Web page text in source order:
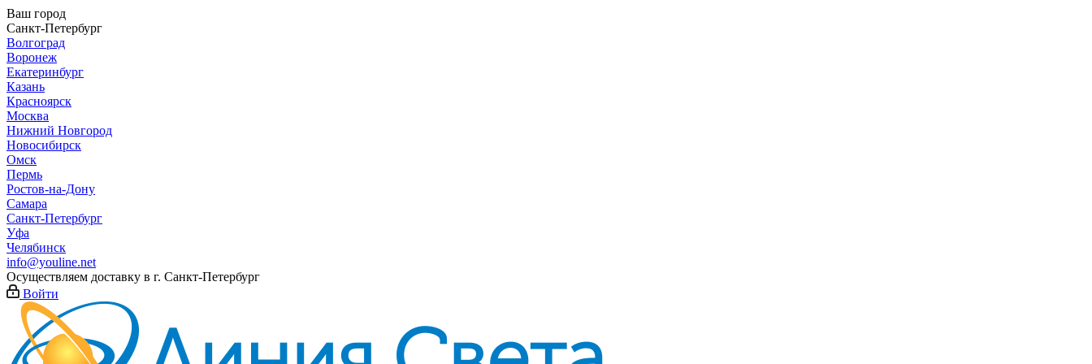
Ваш город
Санкт-Петербург
Волгоград
Воронеж
Екатеринбург
Казань
Красноярск
Москва
Нижний Новгород
Новосибирск
Омск
Пермь
Ростов-на-Дону
Самара
Санкт-Петербург
Уфа
Челябинск
info@youline.net
Осуществляем доставку в г. Санкт-Петербург
Войти